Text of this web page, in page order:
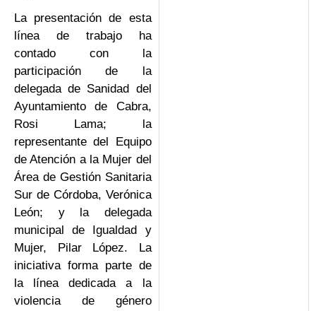
La presentación de esta
línea de trabajo ha
contado con la
participación de la
delegada de Sanidad del
Ayuntamiento de Cabra,
Rosi Lama; la
representante del Equipo
de Atención a la Mujer del
Área de Gestión Sanitaria
Sur de Córdoba, Verónica
León; y la delegada
municipal de Igualdad y
Mujer, Pilar López. La
iniciativa forma parte de
la línea dedicada a la
violencia de género